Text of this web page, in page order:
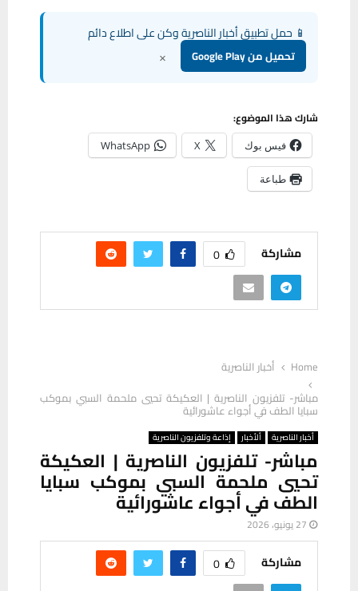
📱 حمل تطبيق أخبار الناصرية وكن على اطلاع دائم
تحميل من Google Play ×
شارك هذا الموضوع:
فيس بوك X
WhatsApp
طباعة
مشاركة 0
Home
أخبار الناصرية
مباشر- تلفزيون الناصرية | العكيكة تحيي ملحمة السبي بموكب
سبايا الطف في أجواء عاشورائية
أخبار الناصرية ألأخبار إذاعة وتلفزيون الناصرية
مباشر- تلفزيون الناصرية | العكيكة
تحيي ملحمة السبي بموكب سبايا
الطف في أجواء عاشورائية
27 يونيو، 2026
مشاركة 0